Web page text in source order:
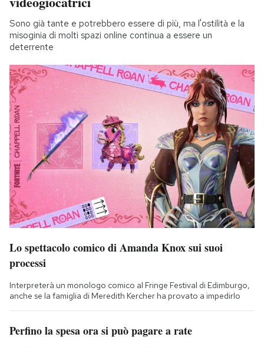
Sono già tante e potrebbero essere di più, ma l'ostilità e la
misoginia di molti spazi online continua a essere un
deterrente
Lo spettacolo comico di Amanda Knox sui suoi
processi
Interpreterà un monologo comico al Fringe Festival di Edimburgo,
anche se la famiglia di Meredith Kercher ha provato a impedirlo
Perfino la spesa ora si può pagare a rate